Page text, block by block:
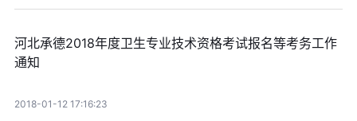
河北承德2018年度卫生专业技术资格考试报名等考务工作
通知
2018-01-12 17:16:23